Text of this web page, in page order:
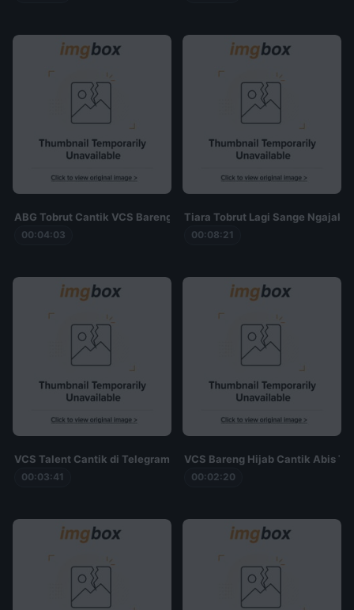
ABG Tobrut Cantik VCS Bareng Ayang
00:04:03
Tiara Tobrut Lagi Sange Ngajak
00:08:21
VCS Talent Cantik di Telegram
00:03:41
VCS Bareng Hijab Cantik Abis
00:02:20